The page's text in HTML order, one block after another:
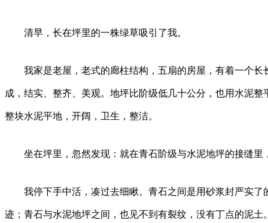
清早，长在坪里的一株绿草吸引了我。
我家是老屋，老式的廊柱结构，五扇的房屋，有着一个长
成，结实、整齐、美观。地坪比阶级低几十公分，也用水泥
整块水泥平地，开阔，卫生，整洁。
坐在坪里，忽然发现：就在青石阶级与水泥地坪的接缝里
我停下手中活，凑过去细瞅。青石之间是用砂浆封严实了
迹；青石与水泥地坪之间，也见不到有裂纹，没有丁点的泥土